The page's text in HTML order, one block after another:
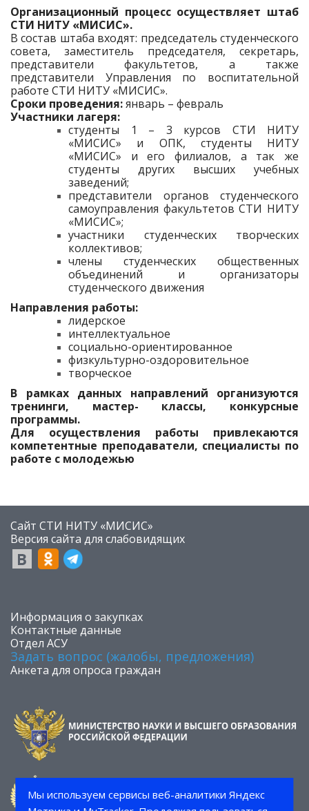
Мы используем сервисы веб-аналитики Яндекс
Организационный процесс осуществляет штаб
СТИ НИТУ «МИСИС».
В состав штаба входят: председатель студенческого
совета, заместитель председателя, секретарь,
представители факультетов, а также
представители Управления по воспитательной
работе СТИ НИТУ «МИСИС».
Сроки проведения:январь – февраль
Участники лагеря:
студенты 1 – 3 курсов СТИ НИТУ
«МИСИС» и ОПК, студенты НИТУ
«МИСИС» и его филиалов, а так же
студенты других высших учебных
заведений;
представители органов студенческого
самоуправления факультетов СТИ НИТУ
«МИСИС»;
участники студенческих творческих
коллективов;
члены студенческих общественных
объединений и организаторы
студенческого движения
Направления работы:
лидерское
интеллектуальное
социально-ориентированное
физкультурно-оздоровительное
творческое
В рамках данных направлений организуются
тренинги, мастер- классы, конкурсные
программы.
Для осуществления работы привлекаются
компетентные преподаватели, специалисты по
работе с молодежью
Сайт СТИ НИТУ «МИСИС»
​Версия сайта для слабовидящих
​Информация о закупках
Контактные данные
Отдел АСУ
Задать вопрос (жалобы, предложения)
Анкета для опроса граждан